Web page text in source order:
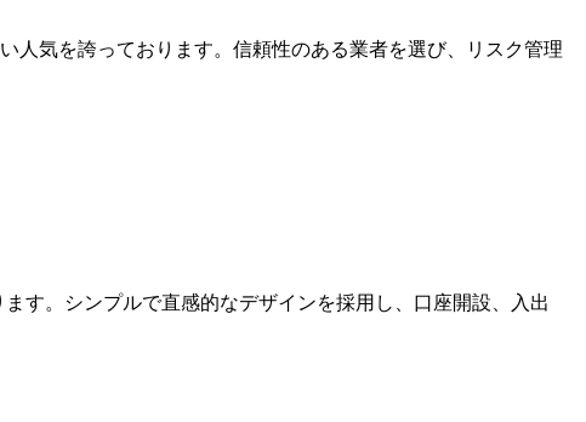
人気を誇っております。信頼性のある業者を選び、リスク管理
す。シンプルで直感的なデザインを採用し、口座開設、入出